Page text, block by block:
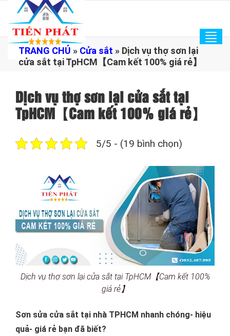
TRANG CHỦ » Cửa sắt » Dịch vụ thợ sơn lại
cửa sắt tại TpHCM【Cam kết 100% giá rẻ】
Dịch vụ thợ sơn lại cửa sắt tại
TpHCM【Cam kết 100% giá rẻ】
5/5 - (19 bình chọn)
Dịch vụ thợ sơn lại cửa sắt tại TpHCM【Cam kết 100%
giá rẻ】
Sơn sửa cửa sắt tại nhà TPHCM nhanh chóng- hiệu
quả- giá rẻ bạn đã biết?